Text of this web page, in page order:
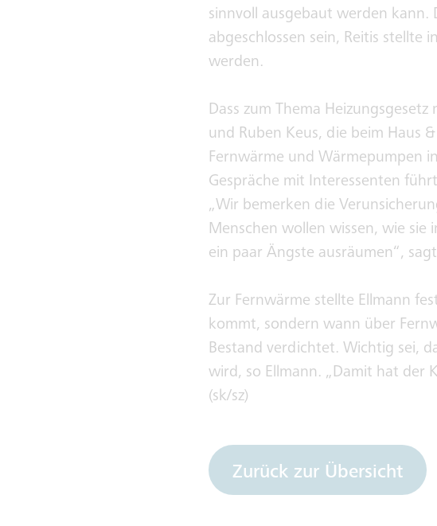
sinnvoll ausgebaut werden kann.
abgeschlossen sein, Reitis stellte
werden.
Dass zum Thema
und Ruben Keus, die beim Haus
Fernwärme und Wärmepumpen
Gespräche mit Interessenten
„Wir bemerken die
Menschen wollen wissen, wie
ein paar Ängste ausräumen“,
Zur Fernwärme stellte Ellmann
kommt, sondern wann über
Bestand verdichtet. Wichtig sei,
wird, so Ellmann. „Damit hat der
(sk/sz)
Zurück zur Übersicht